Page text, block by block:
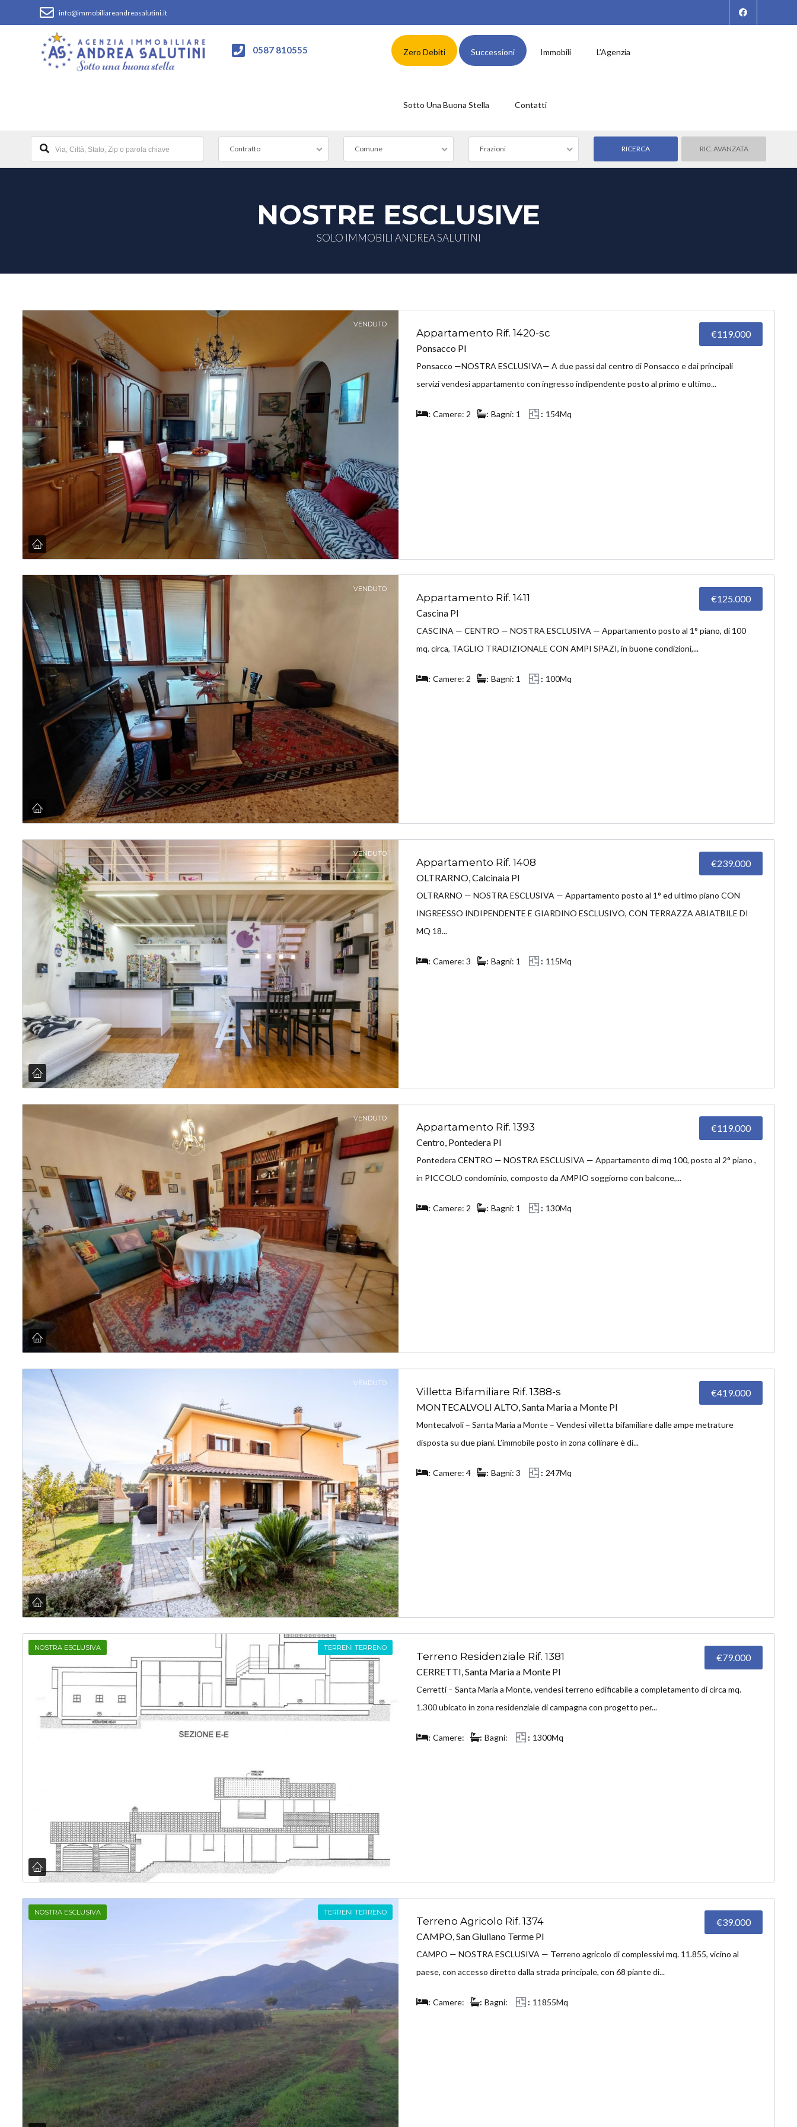
info@immobiliareandreasalutini.it
0587 810555 Zero Debiti Successioni Immobili L’Agenzia
Sotto Una Buona Stella Contatti
Contratto Comune Frazioni RIC. AVANZATA
NOSTRE ESCLUSIVE
SOLO IMMOBILI ANDREA SALUTINI
VENDUTO
Appartamento Rif. 1420-sc
Ponsacco PI
€119.000
Ponsacco —NOSTRA ESCLUSIVA— A due passi dal centro di Ponsacco e dai principali
servizi vendesi appartamento con ingresso indipendente posto al primo e ultimo...
Camere: 2 Bagni: 1 154Mq
VENDUTO
Appartamento Rif. 1411
Cascina PI
€125.000
CASCINA — CENTRO — NOSTRA ESCLUSIVA — Appartamento posto al 1° piano, di 100
mq. circa, TAGLIO TRADIZIONALE CON AMPI SPAZI, in buone condizioni,...
Camere: 2 Bagni: 1 100Mq
VENDUTO
Appartamento Rif. 1408
OLTRARNO, Calcinaia PI
€239.000
OLTRARNO — NOSTRA ESCLUSIVA — Appartamento posto al 1° ed ultimo piano CON
INGREESSO INDIPENDENTE E GIARDINO ESCLUSIVO, CON TERRAZZA ABIATBILE DI
MQ 18...
Camere: 3 Bagni: 1 115Mq
VENDUTO
Appartamento Rif. 1393
Centro, Pontedera PI
€119.000
Pontedera CENTRO — NOSTRA ESCLUSIVA — Appartamento di mq 100, posto al 2° piano ,
in PICCOLO condominio, composto da AMPIO soggiorno con balcone,...
Camere: 2 Bagni: 1 130Mq
VENDUTO
Villetta Bifamiliare Rif. 1388-s
MONTECALVOLI ALTO, Santa Maria a Monte PI
€419.000
Montecalvoli – Santa Maria a Monte – Vendesi villetta bifamiliare dalle ampe metrature
disposta su due piani. L’immobile posto in zona collinare è di...
Camere: 4 Bagni: 3 247Mq
NOSTRA ESCLUSIVA TERRENI TERRENO
Terreno Residenziale Rif. 1381
CERRETTI, Santa Maria a Monte PI
€79.000
Cerretti – Santa Maria a Monte, vendesi terreno edificabile a completamento di circa mq.
1.300 ubicato in zona residenziale di campagna con progetto per...
Camere: Bagni: 1300Mq
NOSTRA ESCLUSIVA TERRENI TERRENO
Terreno Agricolo Rif. 1374
CAMPO, San Giuliano Terme PI
€39.000
CAMPO — NOSTRA ESCLUSIVA — Terreno agricolo di complessivi mq. 11.855, vicino al
paese, con accesso diretto dalla strada principale, con 68 piante di...
Camere: Bagni: 11855Mq